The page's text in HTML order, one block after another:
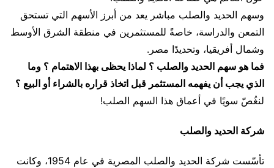
وسهم الحديد والصلب مباشر يعد من أبرز الأسهم التي تستحق
التمعن والدراسة، خاصةً للمستثمرين في منطقة الشرق الأوسط
وشمال أفريقيا، وتحديدًا مصر.
فما هو سهم الحديد والصلب ؟ لماذا يحظى بهذا الاهتمام ؟ وما
الذي يجب أن يفهمه المستثمر قبل اتخاذ قراره بالشراء أو البيع ؟
لنغُصّ سويًا في أعماق هذا السهم الصلب!
شركة الحديد والصلب
تأسّست شركة الحديد والصلب المصرية في عام 1954، وكانت